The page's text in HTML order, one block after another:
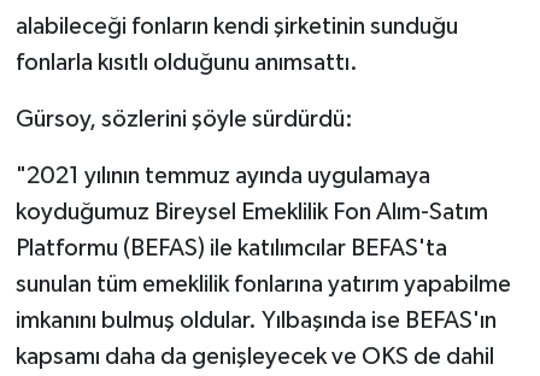
alabileceği fonların kendi şirketinin sunduğu
fonlarla kısıtlı olduğunu anımsattı.
Gürsoy, sözlerini şöyle sürdürdü:
"2021 yılının temmuz ayında uygulamaya
koyduğumuz Bireysel Emeklilik Fon Alım-Satım
Platformu (BEFAS) ile katılımcılar BEFAS'ta
sunulan tüm emeklilik fonlarına yatırım yapabilme
imkanını bulmuş oldular. Yılbaşında ise BEFAS'ın
kapsamı daha da genişleyecek ve OKS de dahil